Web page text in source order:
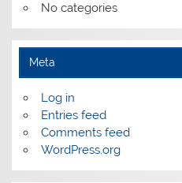
No categories
Meta
Log in
Entries feed
Comments feed
WordPress.org